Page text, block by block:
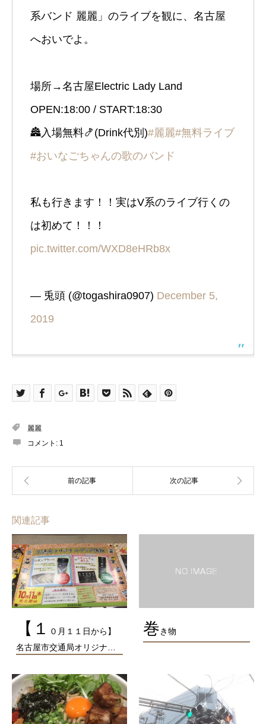
系バンド 麗麗」のライブを観に、名古屋
へおいでよ。
場所→名古屋Electric Lady Land
OPEN:18:00 / START:18:30
🏯入場無料🍤(Drink代別)#麗麗#無料ライブ
#おいなごちゃんの歌のバンド
私も行きます！！実はV系のライブ行くの
は初めて！！！
pic.twitter.com/WXD8eHRb8x
— 兎頭 (@togashira0907) December 5,
2019
麗麗
コメント: 1
関連記事
【１
０月１１日から】
名古屋市交通局オリジナ…
巻き物